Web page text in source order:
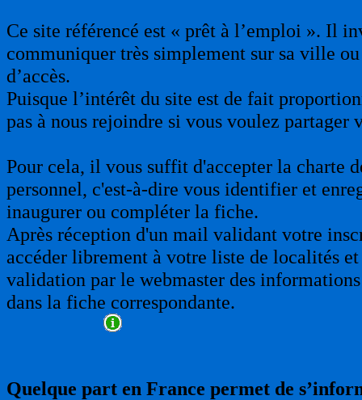
Ce site référencé est « prêt à l’emploi ». Il
communiquer très simplement sur sa ville
d’accès.
Puisque l’intérêt du site est de fait
pas à nous rejoindre si vous voulez
Pour cela, il vous suffit d'accepter la charte
personnel, c'est-à-dire vous identifier et
inaugurer ou compléter la fiche.
Après réception d'un mail validant votre
accéder librement à votre liste de localités
validation par le webmaster des
dans la fiche correspondante.
Quelque part en France permet de